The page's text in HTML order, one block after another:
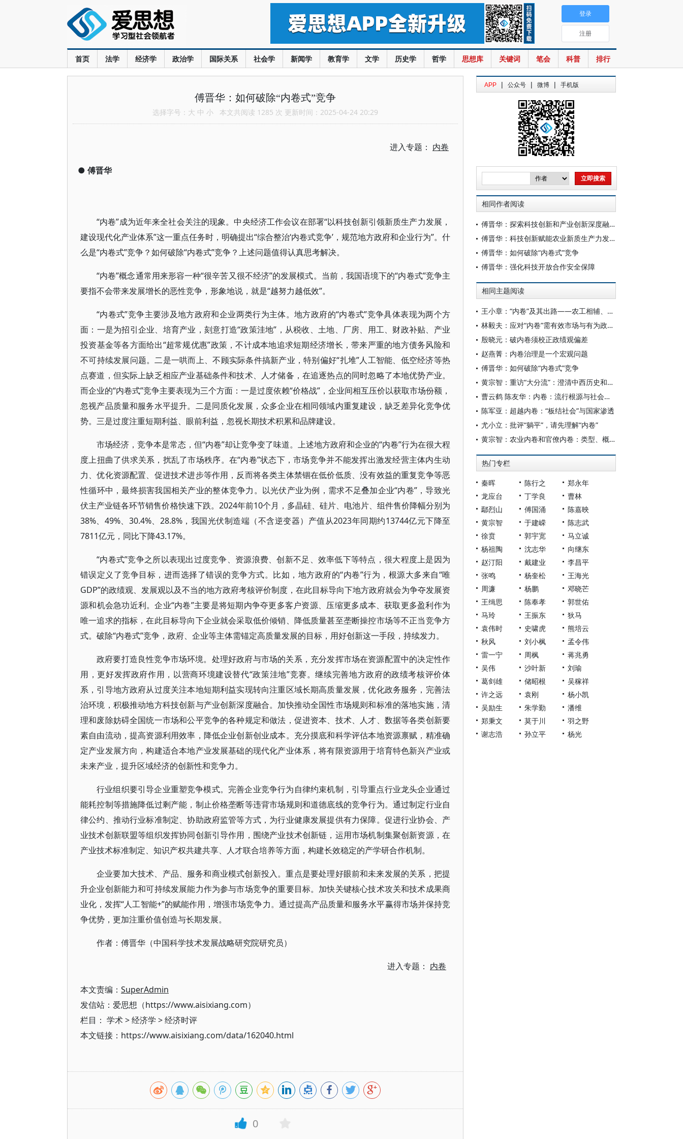
首页 法学 经济学 政治学 国际关系 社会学 新闻学 教育学 文学 历史学 哲学 思想库 关键词 笔会 科普 排行
登录
注册
傅晋华：如何破除“内卷式”竞争
选择字号： 大 中 小 本文共阅读 1285 次 更新时间：2025-04-24 20:29
进入专题： 内卷
● 傅晋华
“内卷”成为近年来全社会关注的现象。中央经济工作会议在部署“以科技创新引领新质生产力发展，
建设现代化产业体系”这一重点任务时，明确提出“综合整治‘内卷式竞争’，规范地方政府和企业行为”。什
么是“内卷式”竞争？如何破除“内卷式”竞争？上述问题值得认真思考解决。
“内卷”概念通常用来形容一种“很辛苦又很不经济”的发展模式。当前，我国语境下的“内卷式”竞争主
要指不会带来发展增长的恶性竞争，形象地说，就是“越努力越低效”。
“内卷式”竞争主要涉及地方政府和企业两类行为主体。地方政府的“内卷式”竞争具体表现为两个方
面：一是为招引企业、培育产业，刻意打造“政策洼地”，从税收、土地、厂房、用工、财政补贴、产业
投资基金等各方面给出“超常规优惠”政策，不计成本地追求短期经济增长，带来严重的地方债务风险和
不可持续发展问题。二是一哄而上、不顾实际条件搞新产业，特别偏好“扎堆”人工智能、低空经济等热
点赛道，但实际上缺乏相应产业基础条件和技术、人才储备，在追逐热点的同时忽略了本地优势产业。
而企业的“内卷式”竞争主要表现为三个方面：一是过度依赖“价格战”，企业间相互压价以获取市场份额，
忽视产品质量和服务水平提升。二是同质化发展，众多企业在相同领域内重复建设，缺乏差异化竞争优
势。三是过度注重短期利益、眼前利益，忽视长期技术积累和品牌建设。
市场经济，竞争本是常态，但“内卷”却让竞争变了味道。上述地方政府和企业的“内卷”行为在很大程
度上扭曲了供求关系，扰乱了市场秩序。在“内卷”状态下，市场竞争并不能发挥出激发经营主体内生动
力、优化资源配置、促进技术进步等作用，反而将各类主体禁锢在低价低质、没有效益的重复竞争等恶
性循环中，最终损害我国相关产业的整体竞争力。以光伏产业为例，需求不足叠加企业“内卷”，导致光
伏主产业链各环节销售价格快速下跌。2024年前10个月，多晶硅、硅片、电池片、组件售价降幅分别为
38%、49%、30.4%、28.8%，我国光伏制造端（不含逆变器）产值从2023年同期约13744亿元下降至
7811亿元，同比下降43.17%。
“内卷式”竞争之所以表现出过度竞争、资源浪费、创新不足、效率低下等特点，很大程度上是因为
错误定义了竞争目标，进而选择了错误的竞争方式。比如，地方政府的“内卷”行为，根源大多来自“唯
GDP”的政绩观、发展观以及不当的地方政府考核评价制度，在此目标导向下地方政府就会为争夺发展资
源和机会急功近利。企业“内卷”主要是将短期内争夺更多客户资源、压缩更多成本、获取更多盈利作为
唯一追求的指标，在此目标导向下企业就会采取低价倾销、降低质量甚至垄断操控市场等不正当竞争方
式。破除“内卷式”竞争，政府、企业等主体需锚定高质量发展的目标，用好创新这一手段，持续发力。
政府要打造良性竞争市场环境。处理好政府与市场的关系，充分发挥市场在资源配置中的决定性作
用，更好发挥政府作用，以营商环境建设替代“政策洼地”竞赛。继续完善地方政府的政绩考核评价体
系，引导地方政府从过度关注本地短期利益实现转向注重区域长期高质量发展，优化政务服务，完善法
治环境，积极推动地方科技创新与产业创新深度融合。加快推动全国性市场规则和标准的落地实施，清
理和废除妨碍全国统一市场和公平竞争的各种规定和做法，促进资本、技术、人才、数据等各类创新要
素自由流动，提高资源利用效率，降低企业创新创业成本。充分摸底和科学评估本地资源禀赋，精准确
定产业发展方向，构建适合本地产业发展基础的现代化产业体系，将有限资源用于培育特色新兴产业或
未来产业，提升区域经济的创新性和竞争力。
行业组织要引导企业重塑竞争模式。完善企业竞争行为自律约束机制，引导重点行业龙头企业通过
能耗控制等措施降低过剩产能，制止价格垄断等违背市场规则和道德底线的竞争行为。通过制定行业自
律公约、推动行业标准制定、协助政府监管等方式，为行业健康发展提供有力保障。促进行业协会、产
业技术创新联盟等组织发挥协同创新引导作用，围绕产业技术创新链，运用市场机制集聚创新资源，在
产业技术标准制定、知识产权共建共享、人才联合培养等方面，构建长效稳定的产学研合作机制。
企业要加大技术、产品、服务和商业模式创新投入。重点是要处理好眼前和未来发展的关系，把提
升企业创新能力和可持续发展能力作为参与市场竞争的重要目标。加快关键核心技术攻关和技术成果商
业化，发挥“人工智能+”的赋能作用，增强市场竞争力。通过提高产品质量和服务水平赢得市场并保持竞
争优势，更加注重价值创造与长期发展。
作者：傅晋华（中国科学技术发展战略研究院研究员）
进入专题： 内卷
本文责编： SuperAdmin
发信站：爱思想（https://www.aisixiang.com）
栏目： 学术>经济学 >经济时评
本文链接：https://www.aisixiang.com/data/162040.html
0
APP | 公众号 | 微博 | 手机版
相同作者阅读
傅晋华：探索科技创新和产业创新深度融合路径
傅晋华：科技创新赋能农业新质生产力发展
傅晋华：如何破除“内卷式”竞争
傅晋华：强化科技开放合作安全保障
相同主题阅读
王小章：“内卷”及其出路——农工相辅、机会格局与发展
林毅夫：应对“内卷”需有效市场与有为政府相结合
殷晓元：破内卷须校正政绩观偏差
赵燕菁：内卷治理是一个宏观问题
傅晋华：如何破除“内卷式”竞争
黄宗智：重访“大分流”：澄清中西历史和现实中两大不同农业演变模式
曹云鹤 陈友华：内卷：流行根源与社会后果
陈军亚：超越内卷：“板结社会”与国家渗透
尤小立：批评“躺平”，请先理解“内卷”
黄宗智：农业内卷和官僚内卷：类型、概念、经验概括、运作机制
热门专栏
秦晖 陈行之
郑永年
龙应台
丁学良
曹林
鄢烈山
傅国涌
陈嘉映
黄宗智
于建嵘
陈志武
徐贲
郭宇宽
马立诚
杨祖陶
沈志华
向继东
赵汀阳
戴建业
李昌平
张鸣
杨奎松
王海光
周濂
杨鹏
邓晓芒
王缉思
陈奉孝
郭世佑
马玲
王振东
狄马
袁伟时
史啸虎
熊培云
秋风
刘小枫
孟令伟
雷一宁
周枫
蒋兆勇
吴伟
沙叶新
刘瑜
葛剑雄
储昭根
吴稼祥
许之远
袁刚
杨小凯
吴励生
朱学勤
潘维
郑秉文
莫于川
羽之野
谢志浩
孙立平 杨光